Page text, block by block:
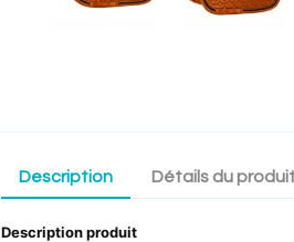
Description Détails du
Description produit